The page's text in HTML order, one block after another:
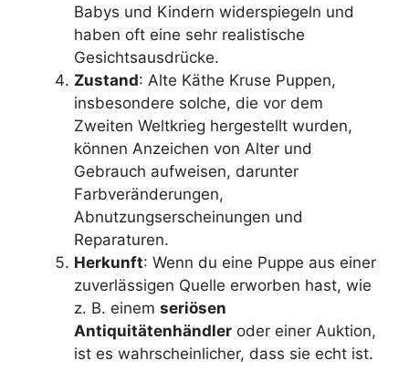
Babys und Kindern widerspiegeln und
haben oft eine sehr realistische
Gesichtsausdrücke.
Zustand: Alte Käthe Kruse Puppen,
insbesondere solche, die vor dem
Zweiten Weltkrieg hergestellt wurden,
können Anzeichen von Alter und
Gebrauch aufweisen, darunter
Farbveränderungen,
Abnutzungserscheinungen und
Reparaturen.
Herkunft: Wenn du eine Puppe aus einer
zuverlässigen Quelle erworben hast, wie
z. B. einem seriösen
Antiquitätenhändler oder einer Auktion,
ist es wahrscheinlicher, dass sie echt ist.